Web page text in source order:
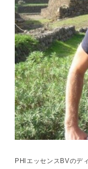
PHIエッセンスBVのデ